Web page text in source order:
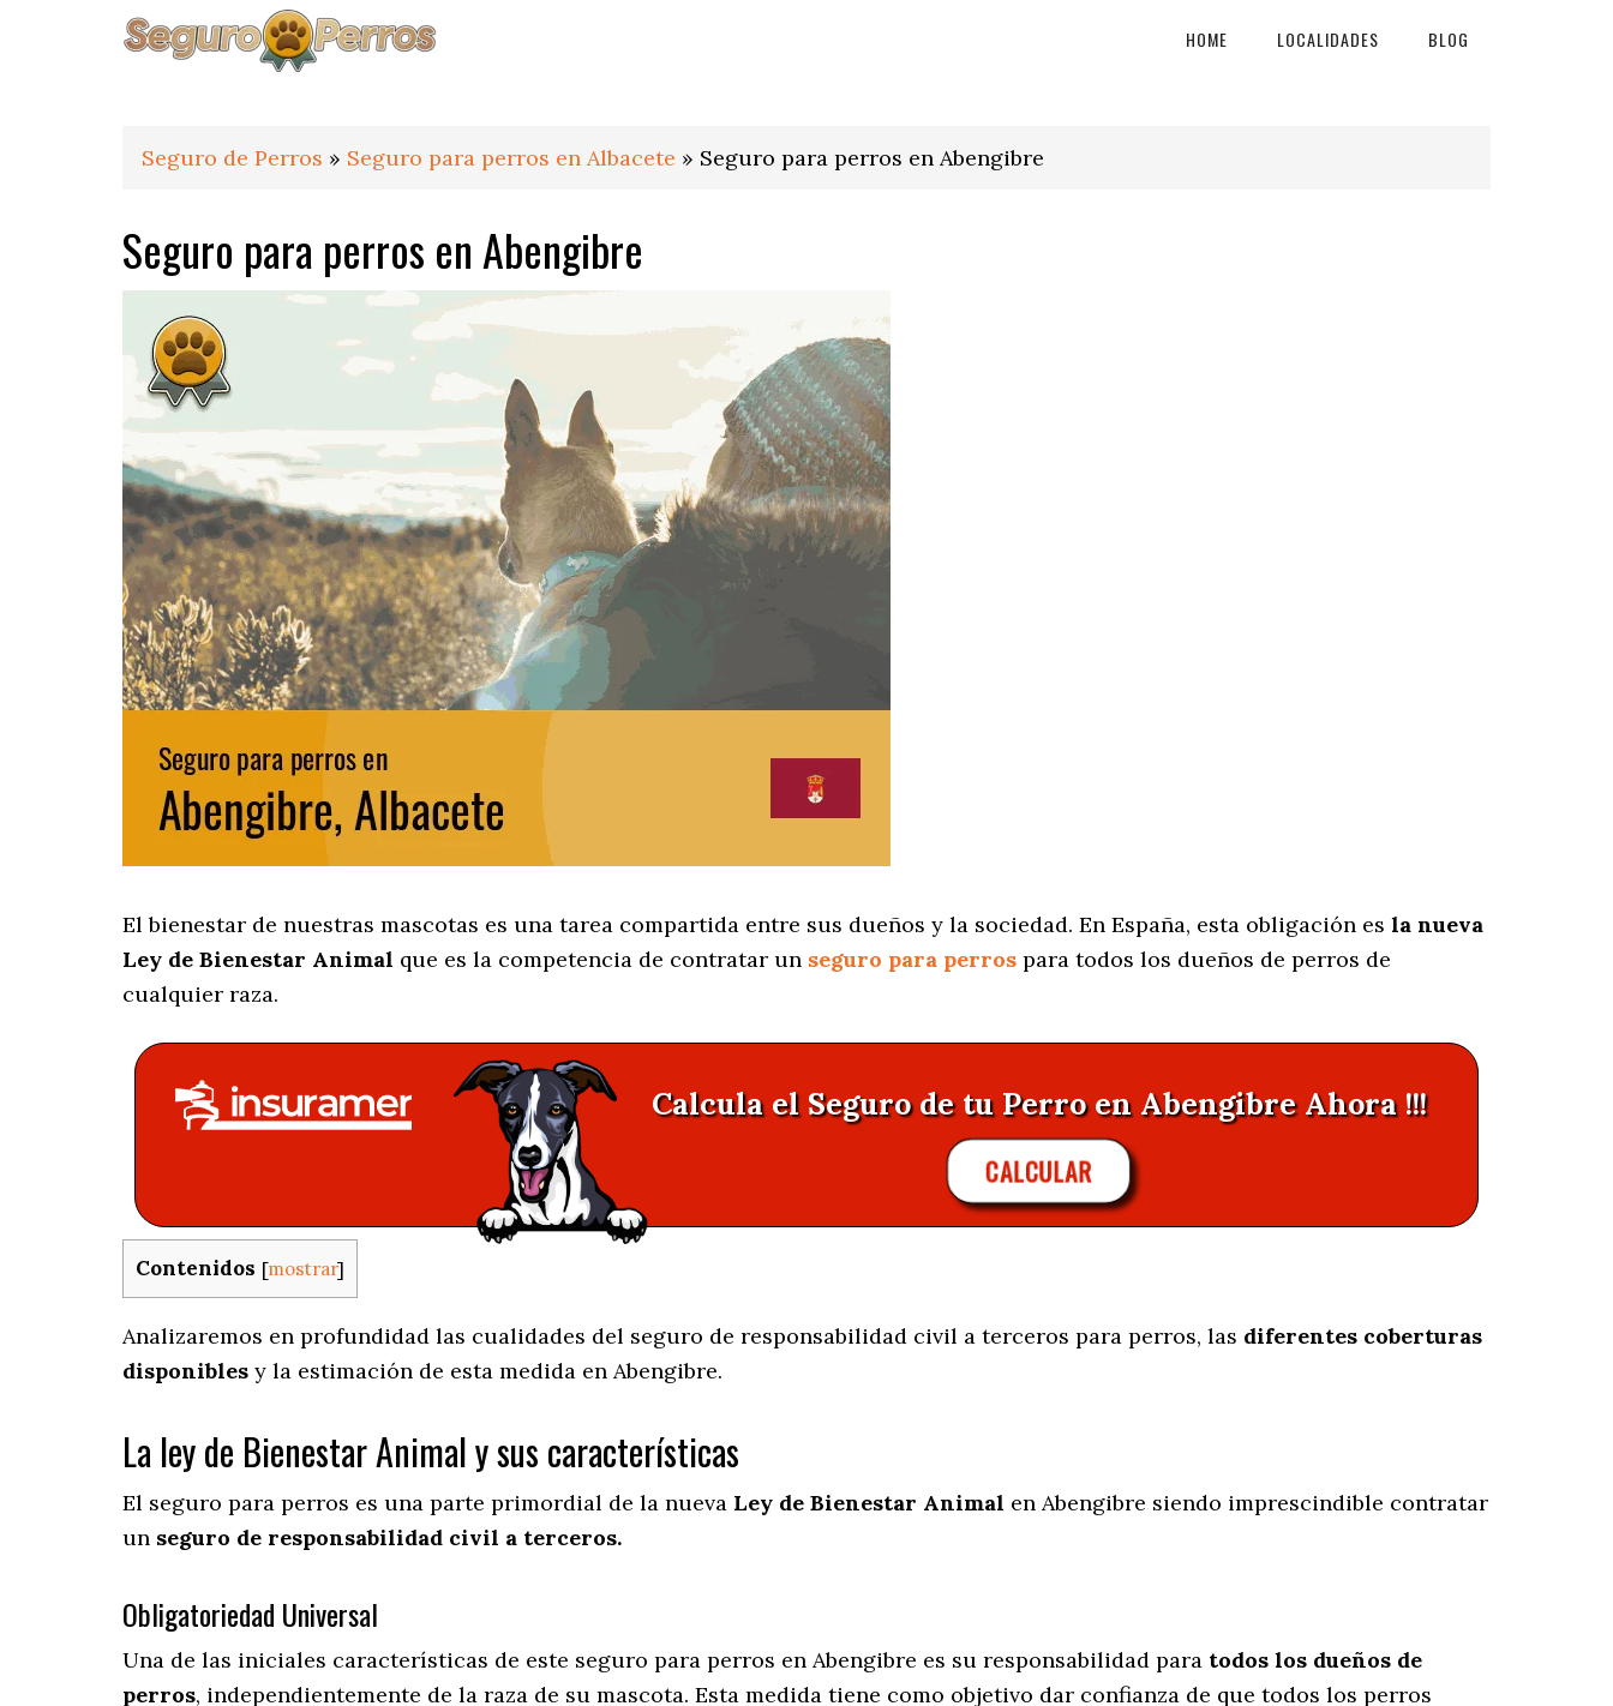
HOME LOCALIDADES BLOG
Seguro de Perros » Seguro para perros en Albacete » Seguro para perros en Abengibre
Seguro para perros en Abengibre
El bienestar de nuestras mascotas es una tarea compartida entre sus dueños y la sociedad. En España, esta obligación es la nueva
Ley de Bienestar Animal que es la competencia de contratar un seguro para perros para todos los dueños de perros de
cualquier raza.
Calcula el Seguro de tu Perro en Abengibre Ahora !!!
CALCULAR
Contenidos [mostrar]
Analizaremos en profundidad las cualidades del seguro de responsabilidad civil a terceros para perros, las diferentes coberturas
disponibles y la estimación de esta medida en Abengibre.
La ley de Bienestar Animal y sus características
El seguro para perros es una parte primordial de la nueva Ley de Bienestar Animal en Abengibre siendo imprescindible contratar
un seguro de responsabilidad civil a terceros.
Obligatoriedad Universal
Una de las iniciales características de este seguro para perros en Abengibre es su responsabilidad para todos los dueños de
perros, independientemente de la raza de su mascota. Esta medida tiene como objetivo dar confianza de que todos los perros